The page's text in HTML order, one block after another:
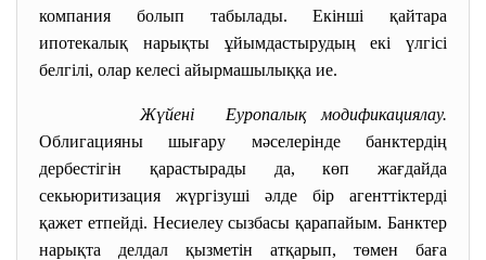
компания болып табылады. Екінші қайтара
ипотекалық нарықты ұйымдастырудың екі үлгісі
белгілі, олар келесі айырмашылыққа ие.
Жүйені Еуропалық модификациялау.
Облигацияны шығару мәселерінде банктердің
дербестігін қарастырады да, көп жағдайда
секьюритизация жүргізуші әлде бір агенттіктерді
қажет етпейді. Несиелеу сызбасы қарапайым. Банктер
нарықта делдал қызметін атқарып, төмен баға